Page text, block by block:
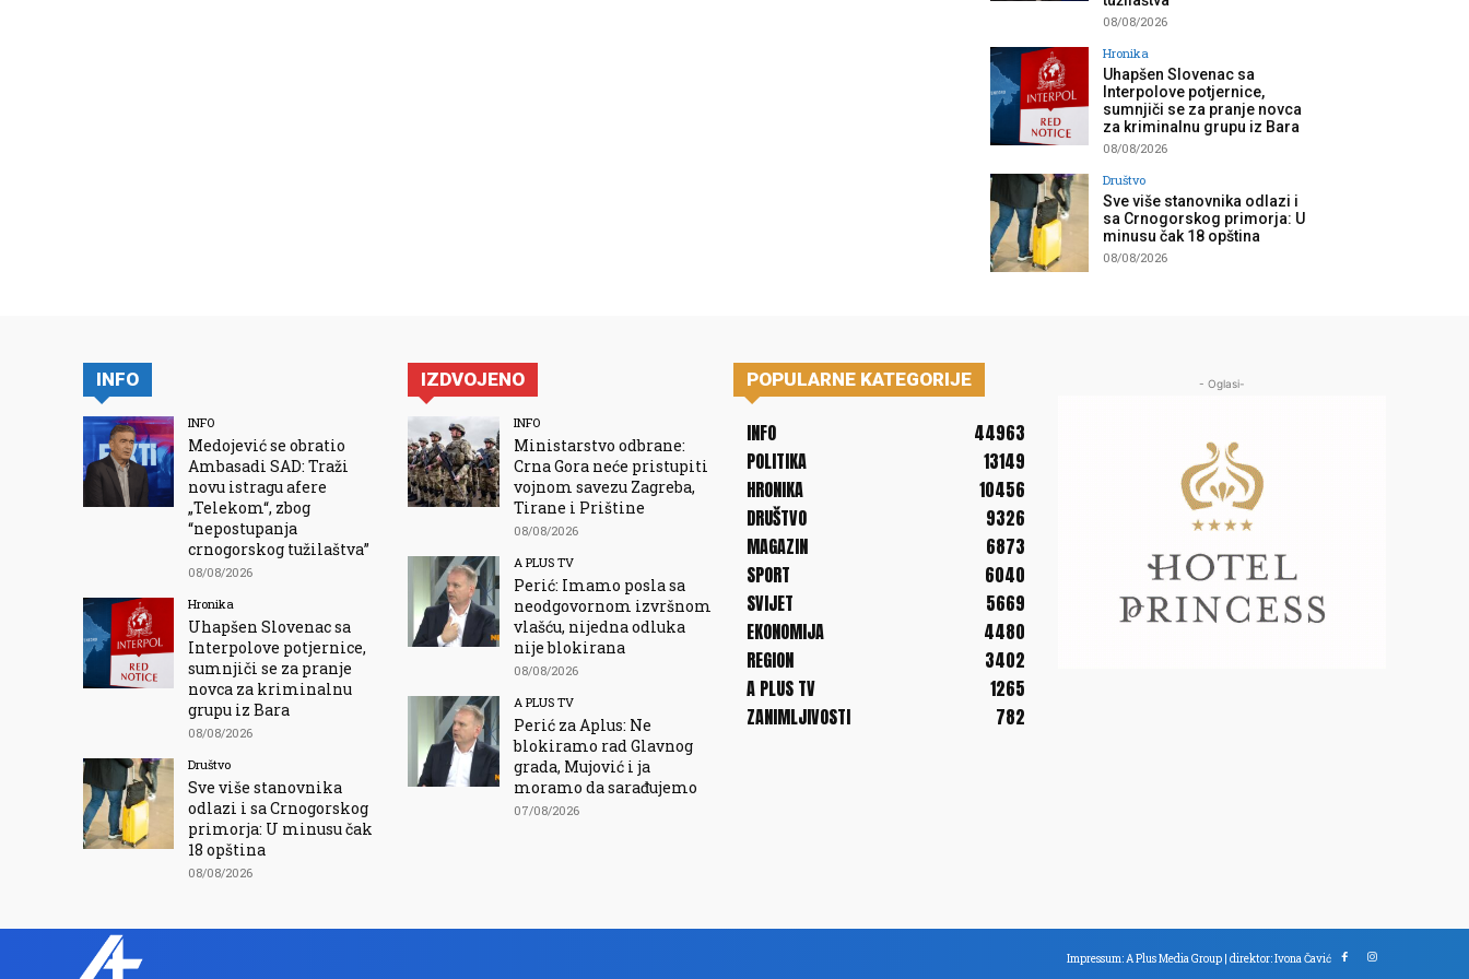
08/08/2026
Hronika
Uhapšen Slovenac sa
Interpolove potjernice,
sumnjiči se za pranje novca
za kriminalnu grupu iz Bara
08/08/2026
Društvo
Sve više stanovnika odlazi i
sa Crnogorskog primorja: U
minusu čak 18 opština
08/08/2026
INFO
INFO
Medojević se obratio
Ambasadi SAD: Traži
novu istragu afere
„Telekom“, zbog
“nepostupanja
crnogorskog tužilaštva”
08/08/2026
Hronika
Uhapšen Slovenac sa
Interpolove potjernice,
sumnjiči se za pranje
novca za kriminalnu
grupu iz Bara
08/08/2026
Društvo
Sve više stanovnika
odlazi i sa Crnogorskog
primorja: U minusu čak
18 opština
08/08/2026
IZDVOJENO
INFO
Ministarstvo odbrane:
Crna Gora neće pristupiti
vojnom savezu Zagreba,
Tirane i Prištine
08/08/2026
A PLUS TV
Perić: Imamo posla sa
neodgovornom izvršnom
vlašću, nijedna odluka
nije blokirana
08/08/2026
A PLUS TV
Perić za Aplus: Ne
blokiramo rad Glavnog
grada, Mujović i ja
moramo da sarađujemo
07/08/2026
POPULARNE KATEGORIJE
INFO
44963
POLITIKA
13149
HRONIKA
10456
DRUŠTVO
9326
MAGAZIN
6873
SPORT
6040
SVIJET
5669
EKONOMIJA
4480
REGION
3402
A PLUS TV
1265
ZANIMLJIVOSTI
782
- Oglasi-
Impressum: A Plus Media Group | direktor: Ivona Čavić